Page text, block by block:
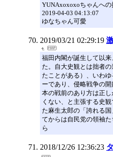
YUNAxoxoxoちゃんへの
2019-04-03 04:13:07
ゆなちゃん可愛
2019/03/21 02:29:19
福田内閣が誕生して以
た。自大史観とは拙者
たことがある）、いわ
ーであり、侵略戦争の
本の戦前のあり方は正
くない、と主張する史
た麻生太郎の「誇れる
てからは自民党の領袖
ら
2018/12/26 12:36:23